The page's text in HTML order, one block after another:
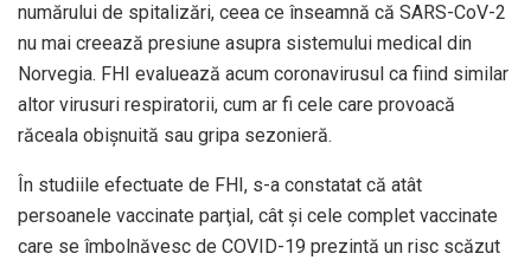
numărului de spitalizări, ceea ce înseamnă că SARS-CoV-2
nu mai creează presiune asupra sistemului medical din
Norvegia. FHI evaluează acum coronavirusul ca fiind similar
altor virusuri respiratorii, cum ar fi cele care provoacă
răceala obişnuită sau gripa sezonieră.
În studiile efectuate de FHI, s-a constatat că atât
persoanele vaccinate parţial, cât şi cele complet vaccinate
care se îmbolnăvesc de COVID-19 prezintă un risc scăzut